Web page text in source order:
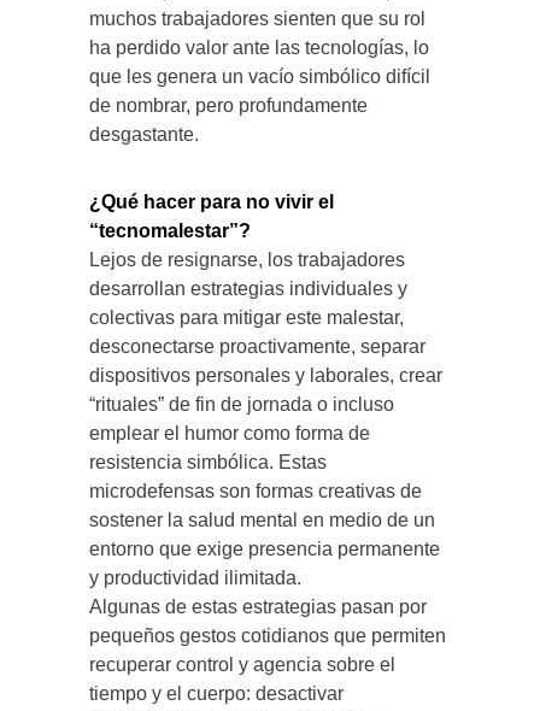
muchos trabajadores sienten que su rol
ha perdido valor ante las tecnologías, lo
que les genera un vacío simbólico difícil
de nombrar, pero profundamente
desgastante.
¿Qué hacer para no vivir el
“tecnomalestar”?
Lejos de resignarse, los trabajadores
desarrollan estrategias individuales y
colectivas para mitigar este malestar,
desconectarse proactivamente, separar
dispositivos personales y laborales, crear
“rituales” de fin de jornada o incluso
emplear el humor como forma de
resistencia simbólica. Estas
microdefensas son formas creativas de
sostener la salud mental en medio de un
entorno que exige presencia permanente
y productividad ilimitada.
Algunas de estas estrategias pasan por
pequeños gestos cotidianos que permiten
recuperar control y agencia sobre el
tiempo y el cuerpo: desactivar